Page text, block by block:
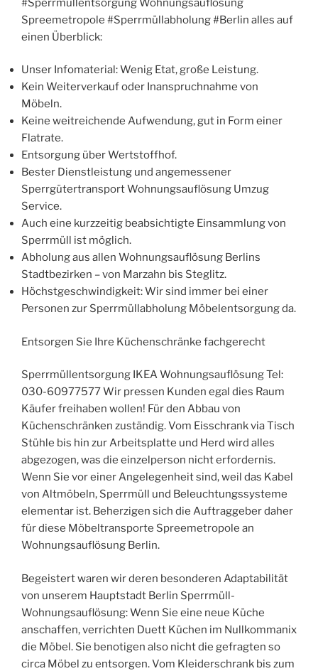
Spreemetropole #Sperrmüllabholung #Berlin alles auf
einen Überblick:
Unser Infomaterial: Wenig Etat, große Leistung.
Kein Weiterverkauf oder Inanspruchnahme von
Möbeln.
Keine weitreichende Aufwendung, gut in Form einer
Flatrate.
Entsorgung über Wertstoffhof.
Bester Dienstleistung und angemessener
Sperrgütertransport Wohnungsauflösung Umzug
Service.
Auch eine kurzzeitig beabsichtigte Einsammlung von
Sperrmüll ist möglich.
Abholung aus allen Wohnungsauflösung Berlins
Stadtbezirken – von Marzahn bis Steglitz.
Höchstgeschwindigkeit: Wir sind immer bei einer
Personen zur Sperrmüllabholung Möbelentsorgung da.
Entsorgen Sie Ihre Küchenschränke fachgerecht
Sperrmüllentsorgung IKEA Wohnungsauflösung Tel:
030-60977577 Wir pressen Kunden egal dies Raum
Käufer freihaben wollen! Für den Abbau von
Küchenschränken zuständig. Vom Eisschrank via Tisch
Stühle bis hin zur Arbeitsplatte und Herd wird alles
abgezogen, was die einzelperson nicht erfordernis.
Wenn Sie vor einer Angelegenheit sind, weil das Kabel
von Altmöbeln, Sperrmüll und Beleuchtungssysteme
elementar ist. Beherzigen sich die Auftraggeber daher
für diese Möbeltransporte Spreemetropole an
Wohnungsauflösung Berlin.
Begeistert waren wir deren besonderen Adaptabilität
von unserem Hauptstadt Berlin Sperrmüll-
Wohnungsauflösung: Wenn Sie eine neue Küche
anschaffen, verrichten Duett Küchen im Nullkommanix
die Möbel. Sie benotigen also nicht die gefragten so
circa Möbel zu entsorgen. Vom Kleiderschrank bis zum